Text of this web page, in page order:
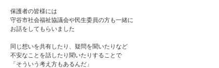
保護者の皆様には
守谷市社会福祉協議会や民生委員の方も一緒に
お話をしてもらいました
同じ想いを共有したり、疑問を聞いたりなど
不安なことを話したり聞いたりすることで
「そういう考え方もあるんだ」